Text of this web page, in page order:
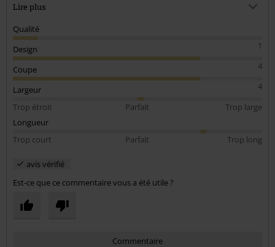
dedans donc elle n'est pas craqué pour surcharge.
Si globalement vos design sont cools, les fringues de Brandit sentent
vraiment le "mal fini".
Du coup, ras le bol.
Lire plus
Qualité
1
Design
4
Coupe
4
Largeur
Trop étroit
Parfait
Trop large
Longueur
Trop court
Parfait Trop long
avis vérifié
Est-ce que ce commentaire vous a été utile ?
Commentaire